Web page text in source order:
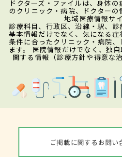
ドクターズ・ファイルは、身体
のクリニック・病院、ドクター
地域医療情報サ
診療科目、行政区、沿線・駅、
基本情報だけでなく、気になる
条件に合ったクリニック・病院
ます。 医院情報だけでなく、独
関する情報（診療方針や得意な
ご掲載に関するお問い